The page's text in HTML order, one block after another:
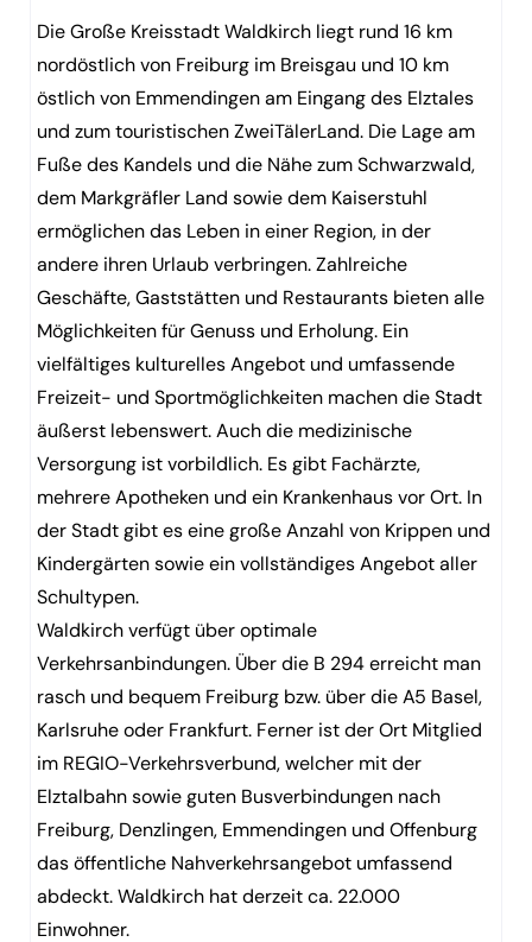
Die Große Kreisstadt Waldkirch liegt rund 16 km
nordöstlich von Freiburg im Breisgau und 10 km
östlich von Emmendingen am Eingang des Elztales
und zum touristischen ZweiTälerLand. Die Lage am
Fuße des Kandels und die Nähe zum Schwarzwald,
dem Markgräfler Land sowie dem Kaiserstuhl
ermöglichen das Leben in einer Region, in der
andere ihren Urlaub verbringen. Zahlreiche
Geschäfte, Gaststätten und Restaurants bieten alle
Möglichkeiten für Genuss und Erholung. Ein
vielfältiges kulturelles Angebot und umfassende
Freizeit- und Sportmöglichkeiten machen die Stadt
äußerst lebenswert. Auch die medizinische
Versorgung ist vorbildlich. Es gibt Fachärzte,
mehrere Apotheken und ein Krankenhaus vor Ort. In
der Stadt gibt es eine große Anzahl von Krippen und
Kindergärten sowie ein vollständiges Angebot aller
Schultypen.
Waldkirch verfügt über optimale
Verkehrsanbindungen. Über die B 294 erreicht man
rasch und bequem Freiburg bzw. über die A5 Basel,
Karlsruhe oder Frankfurt. Ferner ist der Ort Mitglied
im REGIO-Verkehrsverbund, welcher mit der
Elztalbahn sowie guten Busverbindungen nach
Freiburg, Denzlingen, Emmendingen und Offenburg
das öffentliche Nahverkehrsangebot umfassend
abdeckt. Waldkirch hat derzeit ca. 22.000
Einwohner.